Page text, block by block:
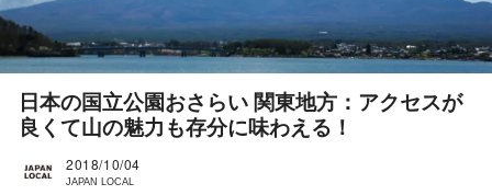
日本の国立公園おさらい 関東地方：アクセスが
良くて山の魅力も存分に味わえる！
2018/10/04
JAPAN LOCAL